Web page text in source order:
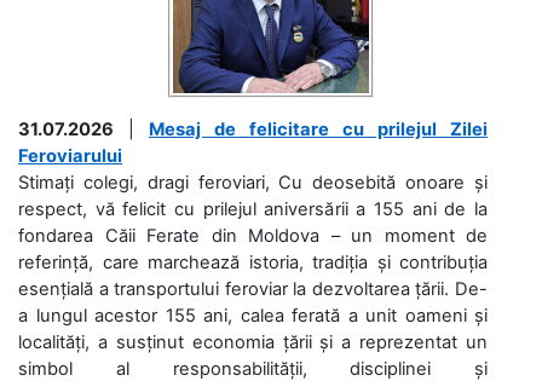
31.07.2026
Mesaj de felicitare cu prilejul Zilei
Feroviarului
Stimați colegi, dragi feroviari, Cu deosebită onoare și
respect, vă felicit cu prilejul aniversării a 155 ani de la
fondarea Căii Ferate din Moldova – un moment de
referință, care marchează istoria, tradiția și contribuția
esențială a transportului feroviar la dezvoltarea țării. De-
a lungul acestor 155 ani, calea ferată a unit oameni și
localități, a susținut economia țării și a reprezentat un
simbol al responsabilității, disciplinei și